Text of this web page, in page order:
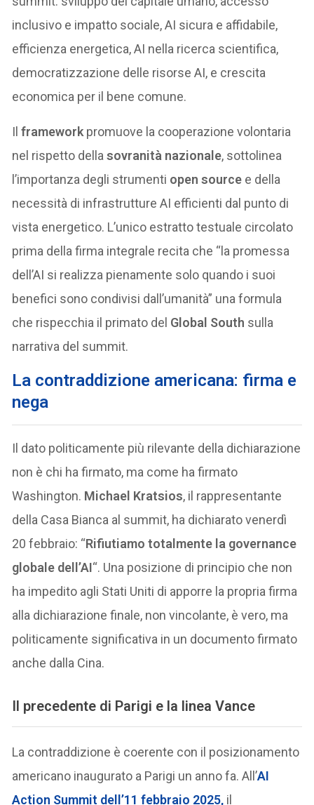
inclusivo e impatto sociale, AI sicura e affidabile,
efficienza energetica, AI nella ricerca scientifica,
democratizzazione delle risorse AI, e crescita
economica per il bene comune.
Ilframework promuove la cooperazione volontaria
nel rispetto dellasovranità nazionale, sottolinea
l’importanza degli strumenti open source e della
necessità di infrastrutture AI efficienti dal punto di
vista energetico. L’unico estratto testuale circolato
prima della firma integrale recita che “la promessa
dell’AI si realizza pienamente solo quando i suoi
benefici sono condivisi dall’umanità” una formula
che rispecchia il primato del Global South sulla
narrativa del summit.
La contraddizione americana: firma e
nega
Il dato politicamente più rilevante della dichiarazione
non è chi ha firmato, ma come ha firmato
Washington. Michael Kratsios, il rappresentante
della Casa Bianca al summit, ha dichiarato venerdì
20 febbraio: “Rifiutiamo totalmente la governance
globale dell’AI“. Una posizione di principio che non
ha impedito agli Stati Uniti di apporre la propria firma
alla dichiarazione finale, non vincolante, è vero, ma
politicamente significativa in un documento firmato
anche dalla Cina.
Il precedente di Parigi e la linea Vance
La contraddizione è coerente con il posizionamento
americano inaugurato a Parigi un anno fa. All’AI
Action Summit dell’11 febbraio 2025, il